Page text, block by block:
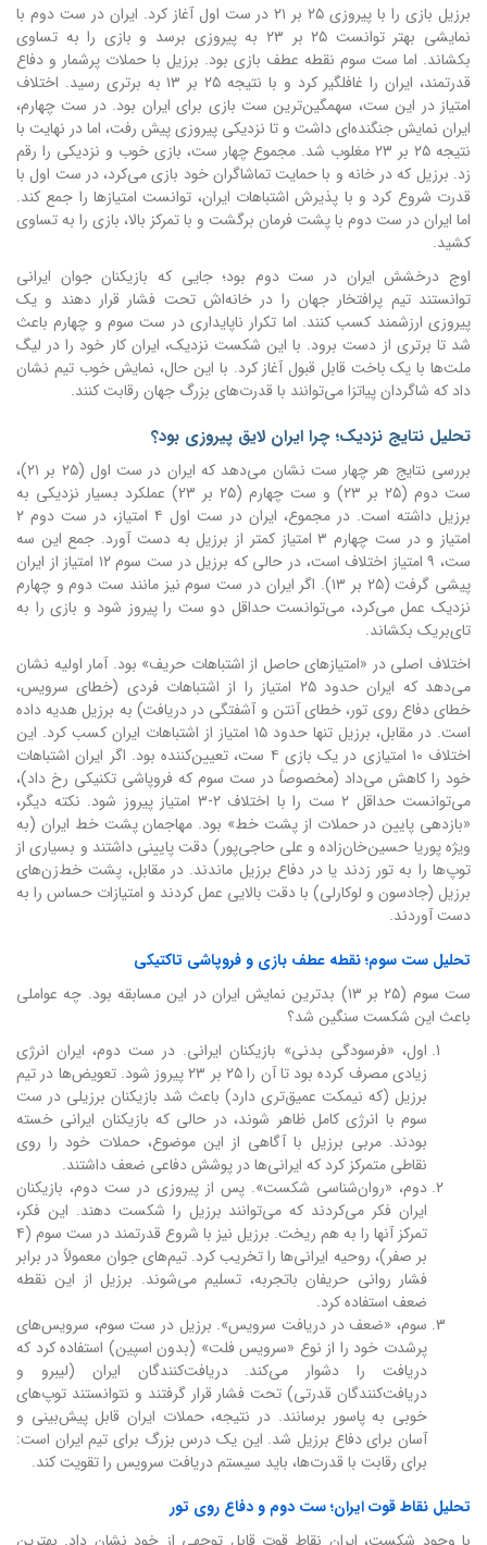
برزیل بازی را با پیروزی ۲۵ بر ۲۱ در ست اول آغاز کرد. ایران در ست دوم با
نمایشی بهتر توانست ۲۵ بر ۲۳ به پیروزی برسد و بازی را به تساوی
بکشاند. اما ست سوم نقطه عطف بازی بود. برزیل با حملات پرشمار و دفاع
قدرتمند، ایران را غافلگیر کرد و با نتیجه ۲۵ بر ۱۳ به برتری رسید. اختلاف
امتیاز در این ست، سهمگین‌ترین ست بازی برای ایران بود. در ست چهارم،
ایران نمایش جنگنده‌ای داشت و تا نزدیکی پیروزی پیش رفت، اما در نهایت با
نتیجه ۲۵ بر 23 مغلوب شد. مجموع چهار ست، بازی خوب و نزدیکی را رقم
زد. برزیل که در خانه و با حمایت تماشاگران خود بازی می‌کرد، در ست اول با
قدرت شروع کرد و با پذیرش اشتباهات ایران، توانست امتیازها را جمع کند.
اما ایران در ست دوم با پشت فرمان برگشت و با تمرکز بالا، بازی را به تساوی
کشید.
اوج درخشش ایران در ست دوم بود؛ جایی که بازیکنان جوان ایرانی
توانستند تیم پرافتخار جهان را در خانه‌اش تحت فشار قرار دهند و یک
پیروزی ارزشمند کسب کنند. اما تکرار ناپایداری در ست سوم و چهارم باعث
شد تا برتری از دست برود. با این شکست نزدیک، ایران کار خود را در لیگ
ملت‌ها با یک باخت قابل قبول آغاز کرد. با این حال، نمایش خوب تیم نشان
داد که شاگردان پیاتزا می‌توانند با قدرت‌های بزرگ جهان رقابت کنند.
تحلیل نتایج نزدیک؛ چرا ایران لایق پیروزی بود؟
بررسی نتایج هر چهار ست نشان می‌دهد که ایران در ست اول (۲۵ بر ۲۱)،
ست دوم (۲۵ بر ۲۳) و ست چهارم (۲۵ بر 23) عملکرد بسیار نزدیکی به
برزیل داشته است. در مجموع، ایران در ست اول ۴ امتیاز، در ست دوم ۲
امتیاز و در ست چهارم ۳ امتیاز کمتر از برزیل به دست آورد. جمع این سه
ست، ۹ امتیاز اختلاف است، در حالی که برزیل در ست سوم ۱۲ امتیاز از ایران
پیشی گرفت (۲۵ بر ۱۳). اگر ایران در ست سوم نیز مانند ست دوم و چهارم
نزدیک عمل می‌کرد، می‌توانست حداقل دو ست را پیروز شود و بازی را به
تای‌بریک بکشاند.
اختلاف اصلی در «امتیازهای حاصل از اشتباهات حریف» بود. آمار اولیه نشان
می‌دهد که ایران حدود ۲۵ امتیاز را از اشتباهات فردی (خطای سرویس،
خطای دفاع روی تور، خطای آنتن و آشفتگی در دریافت) به برزیل هدیه داده
است. در مقابل، برزیل تنها حدود ۱۵ امتیاز از اشتباهات ایران کسب کرد. این
اختلاف ۱۰ امتیازی در یک بازی ۴ ست، تعیین‌کننده بود. اگر ایران اشتباهات
خود را کاهش می‌داد (مخصوصاً در ست سوم که فروپاشی تکنیکی رخ داد)،
می‌توانست حداقل ۲ ست را با اختلاف ۲-۳ امتیاز پیروز شود. نکته دیگر،
«بازدهی پایین در حملات از پشت خط» بود. مهاجمان پشت خط ایران (به
ویژه پوریا حسین‌خان‌زاده و علی حاجی‌پور) دقت پایینی داشتند و بسیاری از
توپ‌ها را به تور زدند یا در دفاع برزیل ماندند. در مقابل، پشت خط‌زن‌های
برزیل (جادسون و لوکارلی) با دقت بالایی عمل کردند و امتیازات حساس را به
دست آوردند.
تحلیل ست سوم؛ نقطه عطف بازی و فروپاشی تاکتیکی
ست سوم (۲۵ بر ۱۳) بدترین نمایش ایران در این مسابقه بود. چه عواملی
باعث این شکست سنگین شد؟
اول، «فرسودگی بدنی» بازیکنان ایرانی. در ست دوم، ایران انرژی
زیادی مصرف کرده بود تا آن را ۲۵ بر ۲۳ پیروز شود. تعویض‌ها در تیم
برزیل (که نیمکت عمیق‌تری دارد) باعث شد بازیکنان برزیلی در ست
سوم با انرژی کامل ظاهر شوند، در حالی که بازیکنان ایرانی خسته
بودند. مربی برزیل با آگاهی از این موضوع، حملات خود را روی
نقاطی متمرکز کرد که ایرانی‌ها در پوشش دفاعی ضعف داشتند.
دوم، «روان‌شناسی شکست». پس از پیروزی در ست دوم، بازیکنان
ایران فکر می‌کردند که می‌توانند برزیل را شکست دهند. این فکر،
تمرکز آنها را به هم ریخت. برزیل نیز با شروع قدرتمند در ست سوم (۴
بر صفر)، روحیه ایرانی‌ها را تخریب کرد. تیم‌های جوان معمولاً در برابر
فشار روانی حریفان باتجربه، تسلیم می‌شوند. برزیل از این نقطه
ضعف استفاده کرد.
سوم، «ضعف در دریافت سرویس». برزیل در ست سوم، سرویس‌های
پرشدت خود را از نوع «سرویس فلت» (بدون اسپین) استفاده کرد که
دریافت را دشوار می‌کند. دریافت‌کنندگان ایران (لیبرو و
دریافت‌کنندگان قدرتی) تحت فشار قرار گرفتند و نتوانستند توپ‌های
خوبی به پاسور برسانند. در نتیجه، حملات ایران قابل پیش‌بینی و
آسان برای دفاع برزیل شد. این یک درس بزرگ برای تیم ایران است:
برای رقابت با قدرت‌ها، باید سیستم دریافت سرویس را تقویت کند.
تحلیل نقاط قوت ایران؛ ست دوم و دفاع روی تور